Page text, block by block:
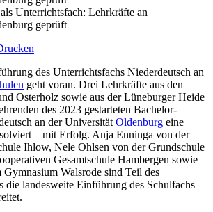
Unterrichtsfach: Lehrkräfte an
geprüft
des Unterrichtsfachs Niederdeutsch an
geht voran. Drei Lehrkräfte aus den
Osterholz sowie aus der Lüneburger Heide
des 2023 gestarteten Bachelor-
an der Universität Oldenburg eine
– mit Erfolg. Anja Enninga von der
Ihlow, Nele Ohlsen von der Grundschule
Gesamtschule Hambergen sowie
Walsrode sind Teil des
die landesweite Einführung des Schulfachs